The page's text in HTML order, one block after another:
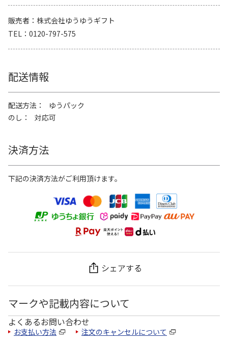
販売者
株式会社ゆうゆうギフト
TEL
0120-797-575
配送情報
配送方法
ゆうパック
のし
対応可
決済方法
下記の決済方法がご利用頂けます。
シェアする
マークや記載内容について
よくあるお問い合わせ
お支払い方法 注文のキャンセルについて